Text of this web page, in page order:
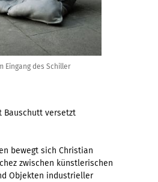
Eingang des Schiller
Bauschutt versetzt
bewegt sich Christian
zwischen künstlerischen
Objekten industrieller